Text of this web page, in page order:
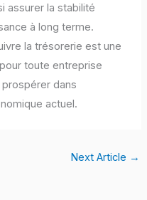
assurer la stabilité
à long terme.
la trésorerie est une
toute entreprise
dans
actuel.
Next Article →